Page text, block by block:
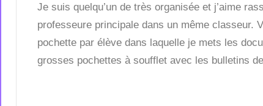
Je suis quelqu’un de très organisée et j’aime
professeure principale dans un même classeur.
pochette par élève dans laquelle je mets les
grosses pochettes à soufflet avec les bulletins